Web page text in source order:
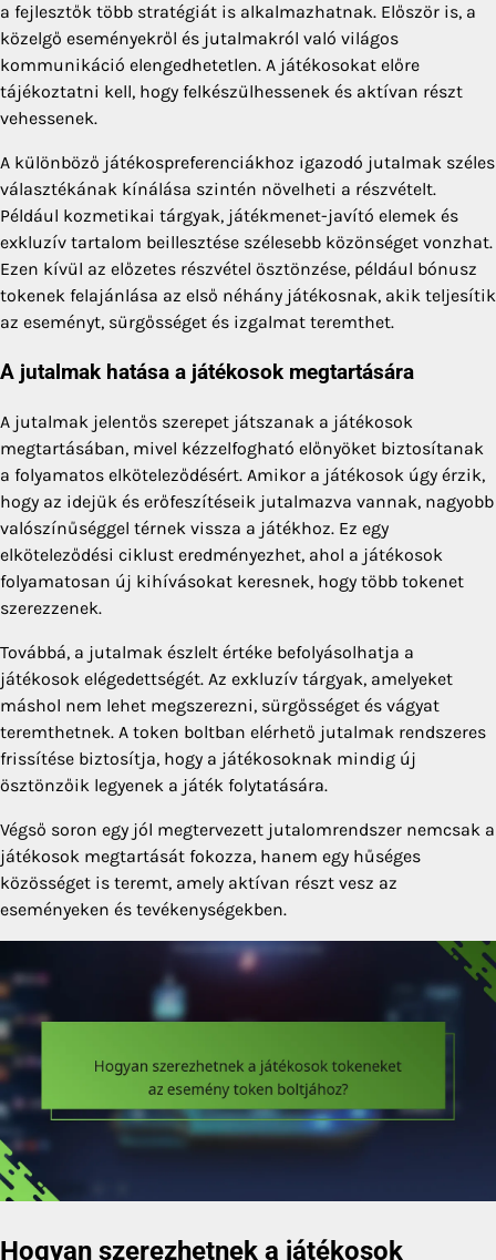
a fejlesztők több stratégiát is alkalmazhatnak. Először is, a
közelgő eseményekről és jutalmakról való világos
kommunikáció elengedhetetlen. A játékosokat előre
tájékoztatni kell, hogy felkészülhessenek és aktívan részt
vehessenek.
A különböző játékospreferenciákhoz igazodó jutalmak széles
választékának kínálása szintén növelheti a részvételt.
Például kozmetikai tárgyak, játékmenet-javító elemek és
exkluzív tartalom beillesztése szélesebb közönséget vonzhat.
Ezen kívül az előzetes részvétel ösztönzése, például bónusz
tokenek felajánlása az első néhány játékosnak, akik teljesítik
az eseményt, sürgősséget és izgalmat teremthet.
A jutalmak hatása a játékosok megtartására
A jutalmak jelentős szerepet játszanak a játékosok
megtartásában, mivel kézzelfogható előnyöket biztosítanak
a folyamatos elköteleződésért. Amikor a játékosok úgy érzik,
hogy az idejük és erőfeszítéseik jutalmazva vannak, nagyobb
valószínűséggel térnek vissza a játékhoz. Ez egy
elköteleződési ciklust eredményezhet, ahol a játékosok
folyamatosan új kihívásokat keresnek, hogy több tokenet
szerezzenek.
Továbbá, a jutalmak észlelt értéke befolyásolhatja a
játékosok elégedettségét. Az exkluzív tárgyak, amelyeket
máshol nem lehet megszerezni, sürgősséget és vágyat
teremthetnek. A token boltban elérhető jutalmak rendszeres
frissítése biztosítja, hogy a játékosoknak mindig új
ösztönzőik legyenek a játék folytatására.
Végső soron egy jól megtervezett jutalomrendszer nemcsak a
játékosok megtartását fokozza, hanem egy hűséges
közösséget is teremt, amely aktívan részt vesz az
eseményeken és tevékenységekben.
Hogyan szerezhetnek a játékosok